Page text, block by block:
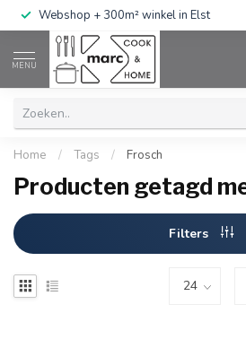
Webshop + 300m² winkel in Elst
MENU
Home / Tags / Frosch
Producten getagd
Filters